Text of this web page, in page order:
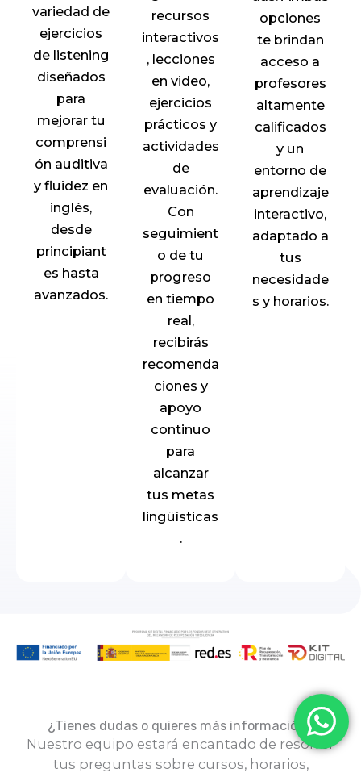
variedad de
ejercicios
de listening
diseñados
para
mejorar tu
comprensi
ón auditiva
y fluidez en
inglés,
desde
principiant
es hasta
avanzados.
recursos
interactivos
, lecciones
en video,
ejercicios
prácticos y
actividades
de
evaluación.
Con
seguimient
o de tu
progreso
en tiempo
real,
recibirás
recomenda
ciones y
apoyo
continuo
para
alcanzar
tus metas
lingüísticas
.
opciones
te brindan
acceso a
profesores
altamente
calificados
y un
entorno de
aprendizaje
interactivo,
adaptado a
tus
necesidade
s y horarios.
¿Tienes dudas o quieres más información?
Nuestro equipo estará encantado de resolver
tus preguntas sobre cursos, horarios,